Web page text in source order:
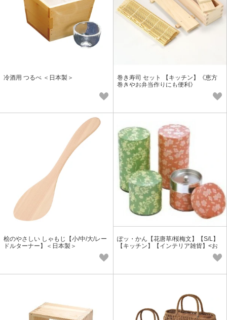
冷酒用 つるべ ＜日本製＞
巻き寿司 セット 【キッチン】《恵方
巻きやお弁当作りにも便利》
桧のやさしい しゃもじ【小/中/大/レー
ドルターナー】＜日本製＞
ぽッ・かん【花唐草/桜梅文】【S/L】
【キッチン】【インテリア雑貨】<お